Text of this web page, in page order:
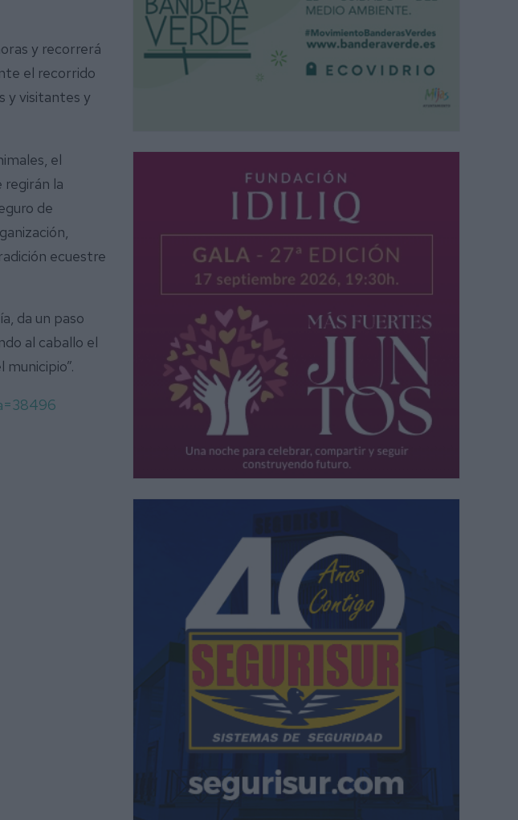
y recorrerá
el recorrido
y visitantes y
el
regirán la
de
ecuestre
da un paso
al caballo el